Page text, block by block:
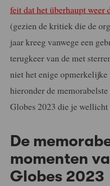
feit dat het überhaupt weer
(gezien de kritiek die de
jaar kreeg vanwege een
terugkeer van de met
niet het enige
hieronder de
Globes 2023 die je wellicht
De
momenten
Globes 2023